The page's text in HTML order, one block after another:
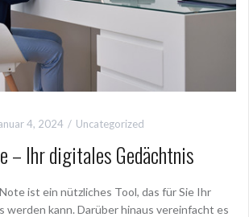
4, 2024 Uncategorized
– Ihr digitales Gedächtnis
ist ein nützliches Tool, das für Sie Ihr
werden kann. Darüber hinaus vereinfacht es